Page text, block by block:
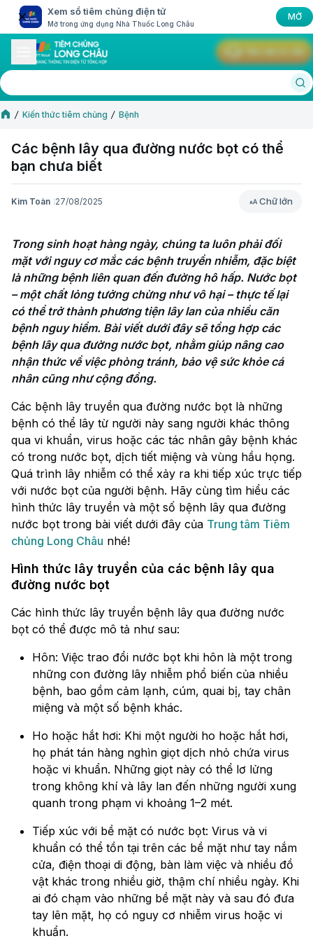
Xem sổ tiêm chủng điện tử
Mở trong ứng dụng Nhà Thuốc Long Châu
MỞ
Kiến thức tiêm chủng Bệnh
Các bệnh lây qua đường nước bọt có thể
bạn chưa biết
Kim Toàn 27/08/2025 Chữ lớn
Chữ lớn
Trong sinh hoạt hàng ngày, chúng ta luôn phải đối
mặt với nguy cơ mắc các bệnh truyền nhiễm, đặc biệt
là những bệnh liên quan đến đường hô hấp. Nước bọt
– một chất lỏng tưởng chừng như vô hại – thực tế lại
có thể trở thành phương tiện lây lan của nhiều căn
bệnh nguy hiểm. Bài viết dưới đây sẽ tổng hợp các
bệnh lây qua đường nước bọt, nhằm giúp nâng cao
nhận thức về việc phòng tránh, bảo vệ sức khỏe cá
nhân cũng như cộng đồng.
Các bệnh lây truyền qua đường nước bọt là những
bệnh có thể lây từ người này sang người khác thông
qua vi khuẩn, virus hoặc các tác nhân gây bệnh khác
có trong nước bọt, dịch tiết miệng và vùng hầu họng.
Quá trình lây nhiễm có thể xảy ra khi tiếp xúc trực tiếp
với nước bọt của người bệnh. Hãy cùng tìm hiểu các
hình thức lây truyền và một số bệnh lây qua đường
nước bọt trong bài viết dưới đây của Trung tâm Tiêm
chủng Long Châu nhé!
Hình thức lây truyền của các bệnh lây qua
đường nước bọt
Các hình thức lây truyền bệnh lây qua đường nước
bọt có thể được mô tả như sau:
Hôn: Việc trao đổi nước bọt khi hôn là một trong
những con đường lây nhiễm phổ biến của nhiều
bệnh, bao gồm cảm lạnh, cúm, quai bị, tay chân
miệng và một số bệnh khác.
Ho hoặc hắt hơi: Khi một người ho hoặc hắt hơi,
họ phát tán hàng nghìn giọt dịch nhỏ chứa virus
hoặc vi khuẩn. Những giọt này có thể lơ lửng
trong không khí và lây lan đến những người xung
quanh trong phạm vi khoảng 1–2 mét.
Tiếp xúc với bề mặt có nước bọt: Virus và vi
khuẩn có thể tồn tại trên các bề mặt như tay nắm
cửa, điện thoại di động, bàn làm việc và nhiều đồ
vật khác trong nhiều giờ, thậm chí nhiều ngày. Khi
ai đó chạm vào những bề mặt này và sau đó đưa
tay lên mặt, họ có nguy cơ nhiễm virus hoặc vi
khuẩn.